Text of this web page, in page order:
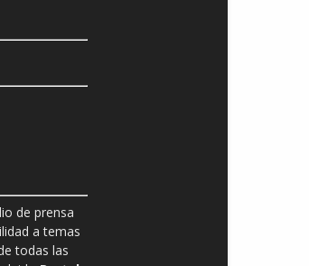
de prensa
a temas
todas las